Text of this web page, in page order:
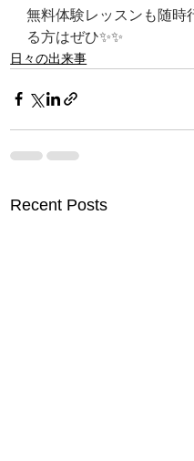
無料体験レッスンも随時
る方はぜひ✨✨
日々の出来事
Recent Posts